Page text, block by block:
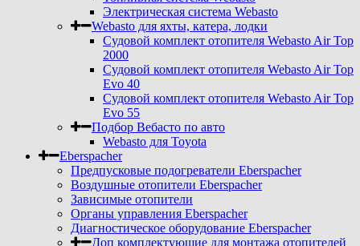
Электрическая система Webasto
Webasto для яхты, катера, лодки
Судовой комплект отопителя Webasto Air Top
2000
Судовой комплект отопителя Webasto Air Top
Evo 40
Судовой комплект отопителя Webasto Air Top
Evo 55
Подбор Вебасто по авто
Webasto для Toyota
Eberspacher
Предпусковые подогреватели Eberspacher
Воздушные отопители Eberspacher
Зависимые отопители
Органы управления Eberspacher
Диагностическое оборудование Eberspacher
Доп комплектующие для монтажа отопителей